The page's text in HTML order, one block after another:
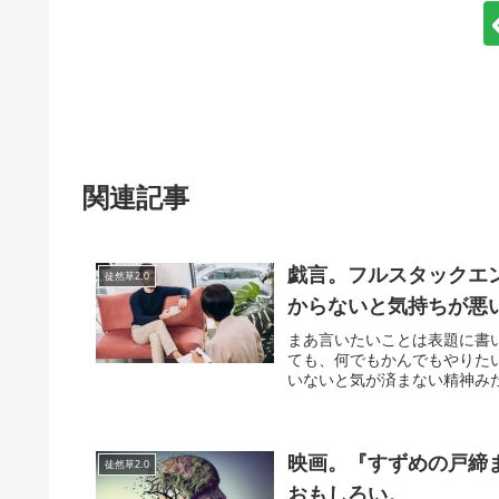
関連記事
徒然草2.0
戯言。フルスタックエ
からないと気持ちが悪
まあ言いたいことは表題に書
ても、何でもかんでもやり
いないと気が済まない精神み
徒然草2.0
映画。『すずめの戸締
おもしろい。